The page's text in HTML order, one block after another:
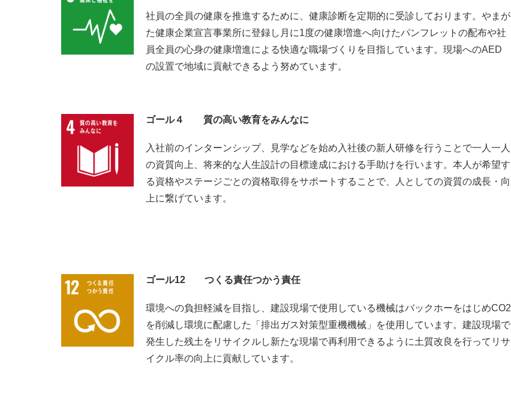
社員の全員の健康を推進するために、健康診断を定期的に受診しております。やまが
た健康企業宣言事業所に登録し月に1度の健康増進へ向けたパンフレットの配布や社
員全員の心身の健康増進による快適な職場づくりを目指しています。現場へのAED
の設置で地域に貢献できるよう努めています。
ゴール４ 質の高い教育をみんなに
入社前のインターンシップ、見学などを始め入社後の新人研修を行うことで一人一人
の資質向上、将来的な人生設計の目標達成における手助けを行います。本人が希望す
る資格やステージごとの資格取得をサポートすることで、人としての資質の成長・向
上に繋げています。
ゴール12 つくる責任つかう責任
環境への負担軽減を目指し、建設現場で使用している機械はバックホーをはじめCO2
を削減し環境に配慮した「排出ガス対策型重機機械」を使用しています。建設現場で
発生した残土をリサイクルし新たな現場で再利用できるように土質改良を行ってリサ
イクル率の向上に貢献しています。